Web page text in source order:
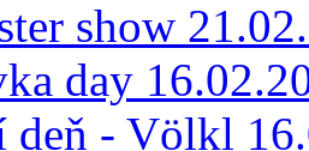
show
day
deň - Völkl